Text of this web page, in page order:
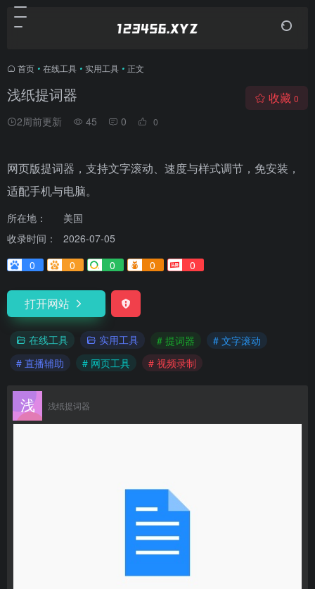
首页 • 在线工具 • 实用工具 • 正文
浅纸提词器
2周前更新 45 0 0
收藏 0
网页版提词器，支持文字滚动、速度与样式调节，免安装，
适配手机与电脑。
所在地：
美国
收录时间：
2026-07-05
0
0 0 0 0
打开网站
在线工具 实用工具 # 提词器
# 文字滚动
# 直播辅助
# 网页工具 # 视频录制
浅纸提词器